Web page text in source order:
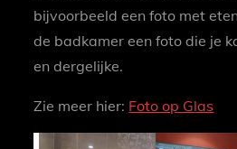
bijvoorbeeld een foto met
de badkamer een foto die je
en dergelijke.
Zie meer hier: Foto op Glas